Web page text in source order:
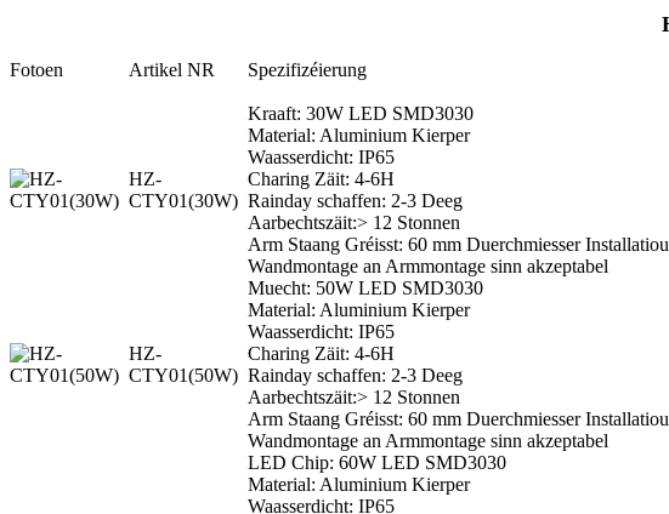
Fotoen Artikel NR Spezifizéierung
HZ-
CTY01(30W)
Kraaft: 30W LED SMD3030
Material: Aluminium Kierper
Waasserdicht: IP65
Charing Zäit: 4-6H
Rainday schaffen: 2-3 Deeg
Aarbechtszäit:> 12 Stonnen
Arm Staang Gréisst: 60 mm Duerchmiesser
Wandmontage an Armmontage sinn akzeptabel
HZ-
CTY01(50W)
Muecht: 50W LED SMD3030
Material: Aluminium Kierper
Waasserdicht: IP65
Charing Zäit: 4-6H
Rainday schaffen: 2-3 Deeg
Aarbechtszäit:> 12 Stonnen
Arm Staang Gréisst: 60 mm Duerchmiesser
Wandmontage an Armmontage sinn akzeptabel
LED Chip: 60W LED SMD3030
Material: Aluminium Kierper
Waasserdicht: IP65